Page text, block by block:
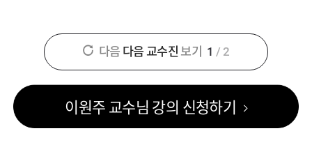
다음 다음 교수진 보기 1 / 2
이원주 교수님 강의 신청하기